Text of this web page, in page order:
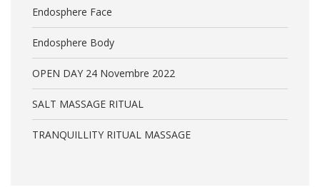
Endosphere Face
Endosphere Body
OPEN DAY 24 Novembre 2022
SALT MASSAGE RITUAL
TRANQUILLITY RITUAL MASSAGE